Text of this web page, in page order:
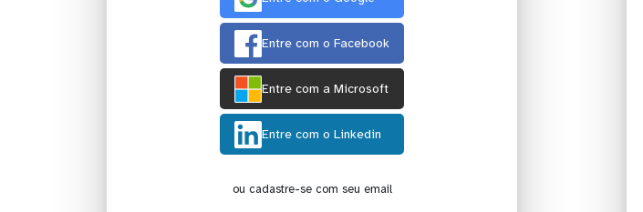
Entre com o Facebook
Entre com a Microsoft
Entre com o Linkedin
ou cadastre-se com seu email